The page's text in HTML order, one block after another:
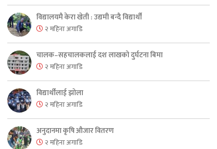
विद्यालयमै केरा खेती : उद्यमी बन्दै विद्यार्थी
२ महिना अगाडि
चालक–सहचालकलाई दश लाखको दुर्घटना बिमा
२ महिना अगाडि
विद्यार्थीलाई झोला
२ महिना अगाडि
अनुदानमा कृषि औजार वितरण
२ महिना अगाडि